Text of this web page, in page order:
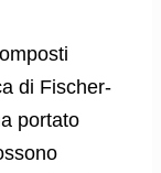
di Fischer-
portato